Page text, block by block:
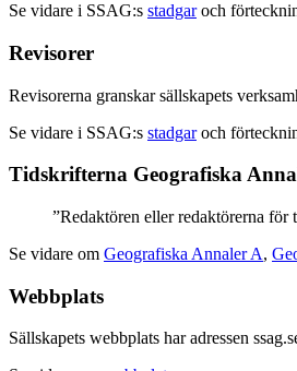
Se vidare i SSAG:s stadgaroch
Revisorer
Revisorerna granskar sällskapets
Se vidare i SSAG:s stadgaroch
Tidskrifterna Geografiska
”Redaktören eller redaktörerna
Se vidare om Geografiska Annaler A,
Webbplats
Sällskapets webbplats har adressen